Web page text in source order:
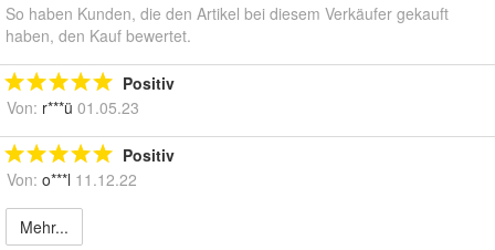
So haben Kunden, die den Artikel bei diesem Verkäufer gekauft
haben, den Kauf bewertet.
Positiv
Von: r***ü 01.05.23
Positiv
Von: o***l 11.12.22
Mehr...